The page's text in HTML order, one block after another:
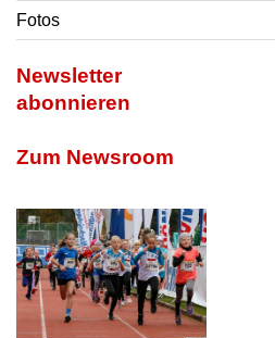
Fotos
Newsletter
abonnieren
Zum Newsroom